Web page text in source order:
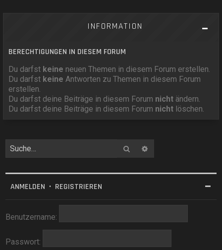
INFORMATION
BERECHTIGUNGEN IN DIESEM FORUM
Du darfst keine neuen Themen in diesem Forum erstellen.
Du darfst keine Antworten zu Themen in diesem Forum
erstellen.
Du darfst deine Beiträge in diesem Forum nicht ändern.
Du darfst deine Beiträge in diesem Forum nicht löschen.
Suche
ANMELDEN • REGISTRIEREN
Benutzername:
Passwort: